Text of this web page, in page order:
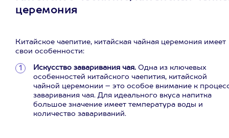
церемония
Китайское чаепитие, китайская чайная церемония имеет
свои особенности:
Искусство заваривания чая. Одна из ключевых
особенностей китайского чаепития, китайской
чайной церемонии – это особое внимание к
заваривания чая. Для идеального вкуса напитка
большое значение имеет температура воды и
количество завариваний.